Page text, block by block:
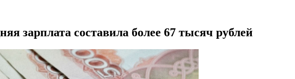
зарплата составила более 67 тысяч рублей